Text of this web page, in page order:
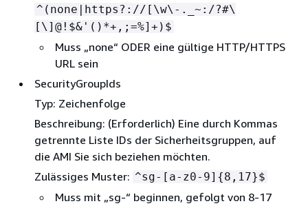
^(none|https?://[\w\-._~:/?#\
[\]@!$&'()*+,;=%]+)$
Muss „none“ ODER eine gültige HTTP/HTTPS
URL sein
SecurityGroupIds
Typ: Zeichenfolge
Beschreibung: (Erforderlich) Eine durch Kommas
getrennte Liste IDs der Sicherheitsgruppen, auf
die AMI Sie sich beziehen möchten.
Zulässiges Muster: ^sg-[a-z0-9] {8,17}$
Muss mit „sg-“ beginnen, gefolgt von 8-17